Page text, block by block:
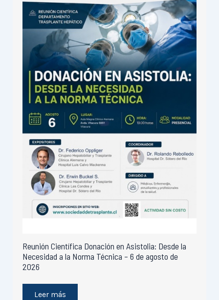
Reunión Científica Donación en Asistolia: Desde la
Necesidad a la Norma Técnica – 6 de agosto de
2026
Leer más